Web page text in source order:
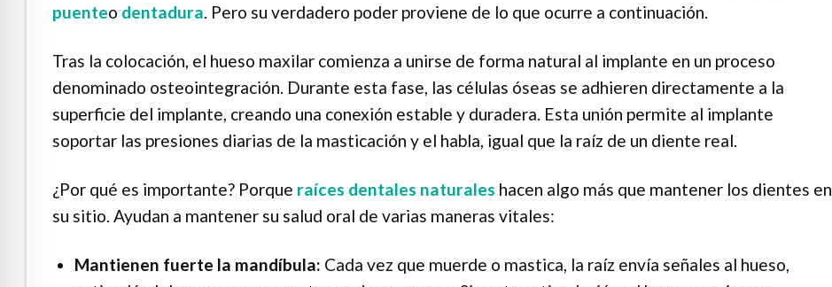
puenteo dentadura. Pero su verdadero poder proviene de lo que ocurre a continuación.
Tras la colocación, el hueso maxilar comienza a unirse de forma natural al implante en un proceso
denominado osteointegración. Durante esta fase, las células óseas se adhieren directamente a la
superficie del implante, creando una conexión estable y duradera. Esta unión permite al implante
soportar las presiones diarias de la masticación y el habla, igual que la raíz de un diente real.
¿Por qué es importante? Porque raíces dentales naturales hacen algo más que mantener los dientes en
su sitio. Ayudan a mantener su salud oral de varias maneras vitales:
Mantienen fuerte la mandíbula: Cada vez que muerde o mastica, la raíz envía señales al hueso,